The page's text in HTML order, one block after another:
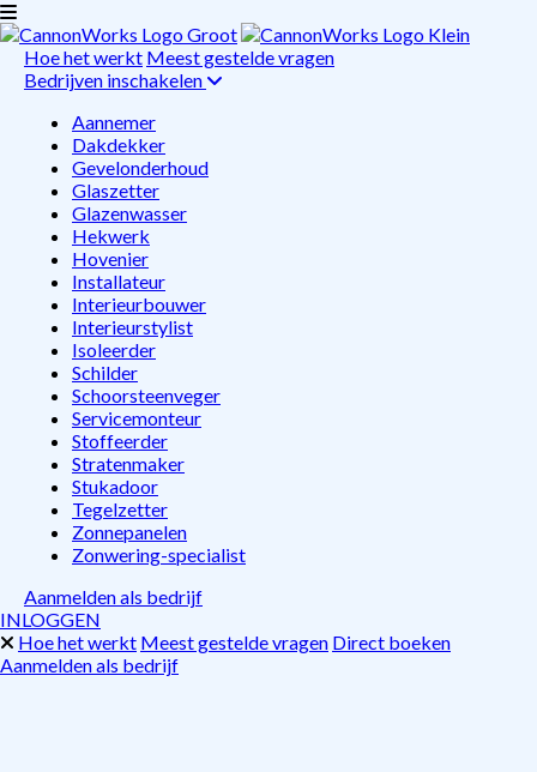
Hoe het werkt Meest gestelde vragen
Bedrijven inschakelen
Aannemer
Dakdekker
Gevelonderhoud
Glaszetter
Glazenwasser
Hekwerk
Hovenier
Installateur
Interieurbouwer
Interieurstylist
Isoleerder
Schilder
Schoorsteenveger
Servicemonteur
Stoffeerder
Stratenmaker
Stukadoor
Tegelzetter
Zonnepanelen
Zonwering-specialist
Aanmelden als bedrijf
INLOGGEN
Hoe het werkt Meest gestelde vragen Direct boeken
Aanmelden als bedrijf